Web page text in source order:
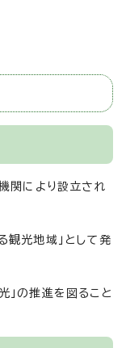
関により設立され
観光地域」として発
」の推進を図ること